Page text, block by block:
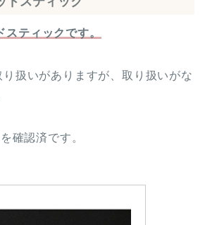
ティックです。
扱いがありますが、取り扱いがな
確認済です。